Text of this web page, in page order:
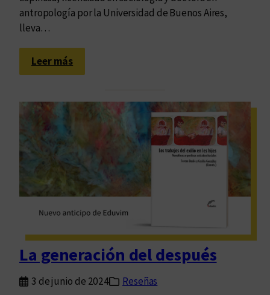
E
d
t
h
antropología por la Universidad de Buenos Aires,
lleva…
Leer más:
R
l
ó
,
s
n
c
e
La generación del después
3 de junio de 2024
Reseñas